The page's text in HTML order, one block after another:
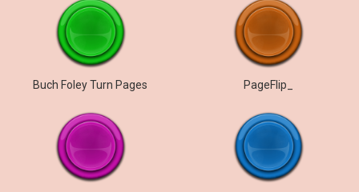
Buch Foley Turn Pages PageFlip_